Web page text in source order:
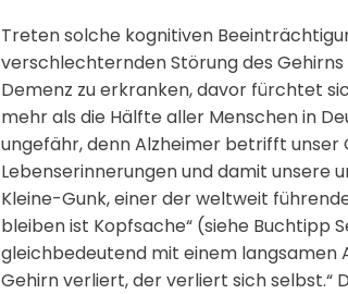
Treten solche kognitiven
verschlechternden Störung des
Demenz zu erkranken, davor fürchtet
mehr als die Hälfte aller Menschen in
ungefähr, denn Alzheimer betrifft unser
Lebenserinnerungen und damit unsere
Kleine-Gunk, einer der weltweit
bleiben ist Kopfsache“ (siehe Buchtipp
gleichbedeutend mit einem langsamen
Gehirn verliert, der verliert sich selbst.“